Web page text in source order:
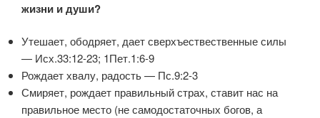
жизни и души?
Утешает, ободряет, дает сверхъествественные силы
— Исх.33:12-23; 1Пет.1:6-9
Рождает хвалу, радость — Пс.9:2-3
Смиряет, рождает правильный страх, ставит нас на
правильное место (не самодостаточных богов, а